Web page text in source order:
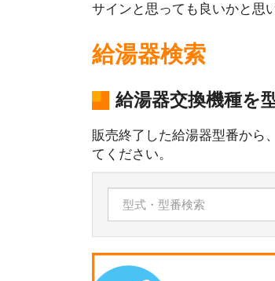
サインと思っても良いかと思
給湯器検索
給湯器交換機種を
販売終了した給湯器型番から
てください。